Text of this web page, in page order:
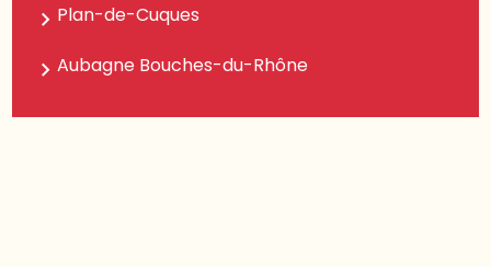
Plan-de-Cuques
Aubagne Bouches-du-Rhône